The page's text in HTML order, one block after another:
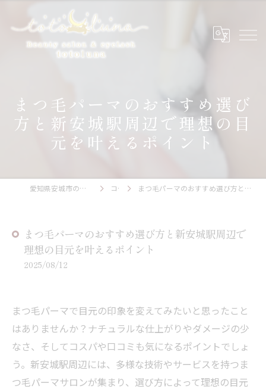
まつ毛パーマのおすすめ選び
方と新安城駅周辺で理想の目
元を叶えるポイント
愛知県安城市のアイラッシュならtotoluna コラム まつ毛パーマのおすすめ選び方と新安城駅周辺で理想の目元を叶えるポイント
まつ毛パーマのおすすめ選び方と新安城駅周辺で
理想の目元を叶えるポイント
2025/08/12
まつ毛パーマで目元の印象を変えてみたいと思ったこと
はありませんか？ナチュラルな仕上がりやダメージの少
なさ、そしてコスパや口コミも気になるポイントでしょ
う。新安城駅周辺には、多様な技術やサービスを持つま
つ毛パーマサロンが集まり、選び方によって理想の目元